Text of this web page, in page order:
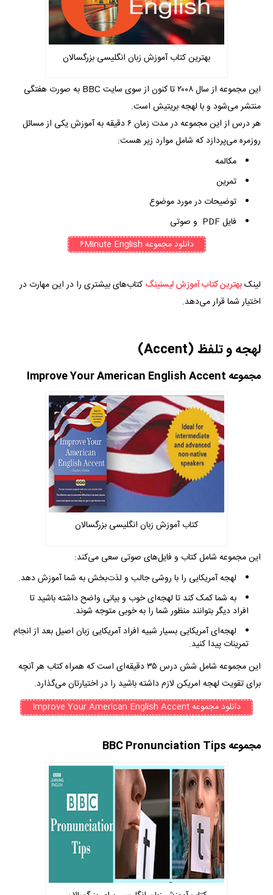
بهترین کتاب آموزش زبان انگلیسی بزرگسالان
این مجموعه از سال ۲۰۰۸ تا کنون از سوی سایت BBC به صورت هفتگی
منتشر می‌شود و با لهجه بریتیش است.
هر درس از این مجموعه در مدت زمان ۶ دقیقه به آموزش یکی از مسائل
روزمره می‌پردازد که شامل موارد زیر هست:
مکالمه
تمرین
توضیحات در مورد موضوع
فایل PDF و صوتی
دانلود مجموعه ۶Minute English
لینکبهترین کتاب آموزش لیسنینگ کتاب‌های بیشتری را در این مهارت در
اختیار شما قرار می‌دهد.
لهجه و تلفظ (Accent)
مجموعه Improve Your American English Accent
کتاب آموزش زبان انگلیسی بزرگسالان
این مجموعه شامل کتاب و فایل‌های صوتی سعی می‌کند:
لهجه آمریکایی را با روشی جالب و لذت‌بخش به شما آموزش دهد.
به شما کمک کند تا لهجه‌ای خوب و بیانی واضح داشته باشید تا
افراد دیگر بتوانند منظور شما را به خوبی متوجه شوند.
لهجه‌ای آمریکایی بسیار شبیه افراد آمریکایی زبان اصیل بعد از انجام
تمرینات پیدا کنید.
این مجموعه شامل شش درس ۳۵ دقیقه‌ای است که همراه کتاب هر‌ آنچه
برای تقویت لهجه امریکن لازم داشته باشید را در اختیارتان می‌گذارد.
دانلود مجموعه Improve Your American English Accent
مجموعه BBC Pronunciation Tips